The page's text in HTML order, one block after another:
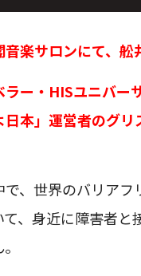
楽サロンにて、舩
ー・HISユニバー
本」運営者のグ
、世界のバリアフ
、身近に障害者